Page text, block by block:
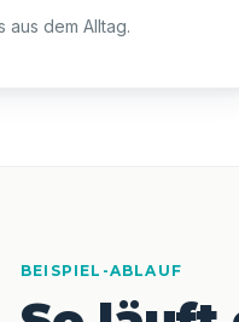
aus dem Alltag.
BEISPIEL-ABLAUF